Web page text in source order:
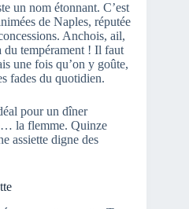
un nom étonnant. C’est
de Naples, réputée
Anchois, ail,
tempérament ! Il faut
une fois qu’on y goûte,
fades du quotidien.
pour un dîner
la flemme. Quinze
assiette digne des